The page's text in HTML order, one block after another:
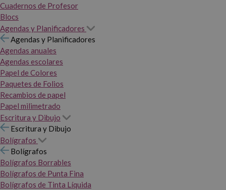
Cuadernos de Profesor
Blocs
Agendas y Planificadores
Agendas y Planificadores
Agendas anuales
Agendas escolares
Papel de Colores
Paquetes de Folios
Recambios de papel
Papel milimetrado
Escritura y Dibujo
Escritura y Dibujo
Bolígrafos
Bolígrafos
Bolígrafos Borrables
Bolígrafos de Punta Fina
Bolígrafos de Tinta Líquida